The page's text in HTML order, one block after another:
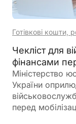
Готівкові кошти,
Чекліст для
фінансами
Міністерство
України
перед